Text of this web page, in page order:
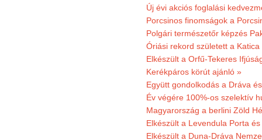
Új évi akciós foglalási
Porcsinos finomságok a
Polgári természetőr képzés
Óriási rekord született a Katica
Elkészült a Orfű-Tekeres
Kerékpáros körút ajánló »
Együtt gondolkodás a Dráva
Év végére 100%-os szelektív
Magyarország a berlini Zöld
Elkészült a Levendula Porta
Elkészült a Duna-Dráva